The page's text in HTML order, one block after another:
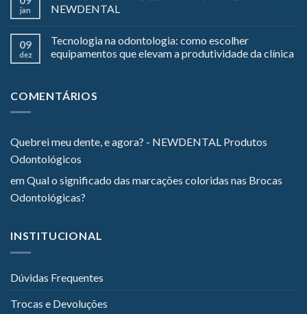
jan
NEWDENTAL
09
dez
Tecnologia na odontologia: como escolher
equipamentos que elevam a produtividade da clínica
COMENTÁRIOS
Quebrei meu dente, e agora? - NEWDENTAL Produtos
Odontológicos
emQual o significado das marcações coloridas nas Brocas
Odontológicas?
INSTITUCIONAL
Dúvidas Frequentes
Trocas e Devoluções